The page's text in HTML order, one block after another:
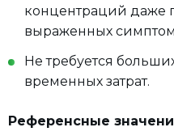
концентраций даже
выраженных
Не требуется
временных затрат.
Референсные